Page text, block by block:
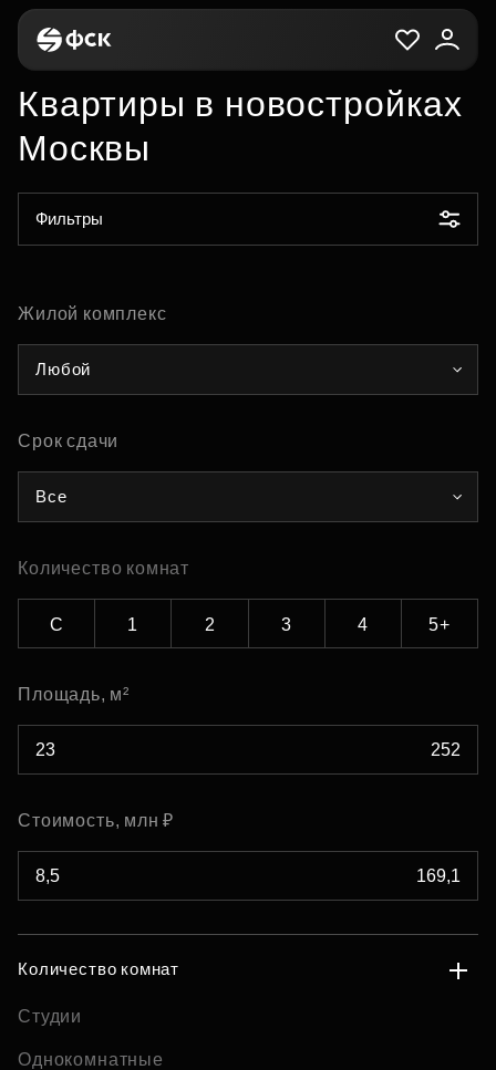
Квартиры в новостройках
Москвы
Фильтры
Жилой комплекс
Любой
Срок сдачи
Все
Количество комнат
С 1 2 3 4 5+
Площадь, м²
Стоимость, млн ₽
Количество комнат
Студии
Однокомнатные